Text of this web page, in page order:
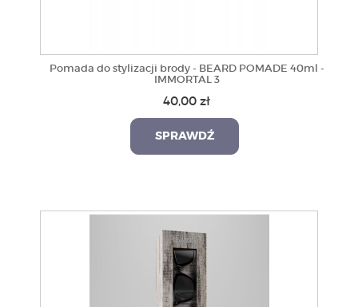
Pomada do stylizacji brody - BEARD POMADE 40ml -
IMMORTAL 3
40,00 zł
SPRAWDŹ